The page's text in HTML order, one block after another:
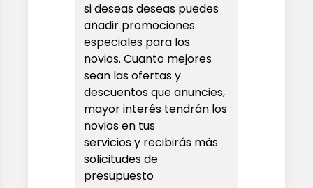
si deseas deseas puedes
añadir promociones
especiales para los
novios. Cuanto mejores
sean las ofertas y
descuentos que anuncies,
mayor interés tendrán los
novios en tus
servicios y recibirás más
solicitudes de
presupuesto